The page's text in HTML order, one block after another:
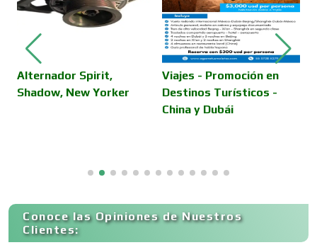
Cámaras de Comercio
Camiones para Fletes
Cancelería de Aluminio
Capacitación
Carnicerías
Alternador Spirit,
Shadow, New Yorker
Viajes - Promoción en
Destinos Turísticos -
China y Dubái
Conoce las Opiniones de Nuestros
Clientes: